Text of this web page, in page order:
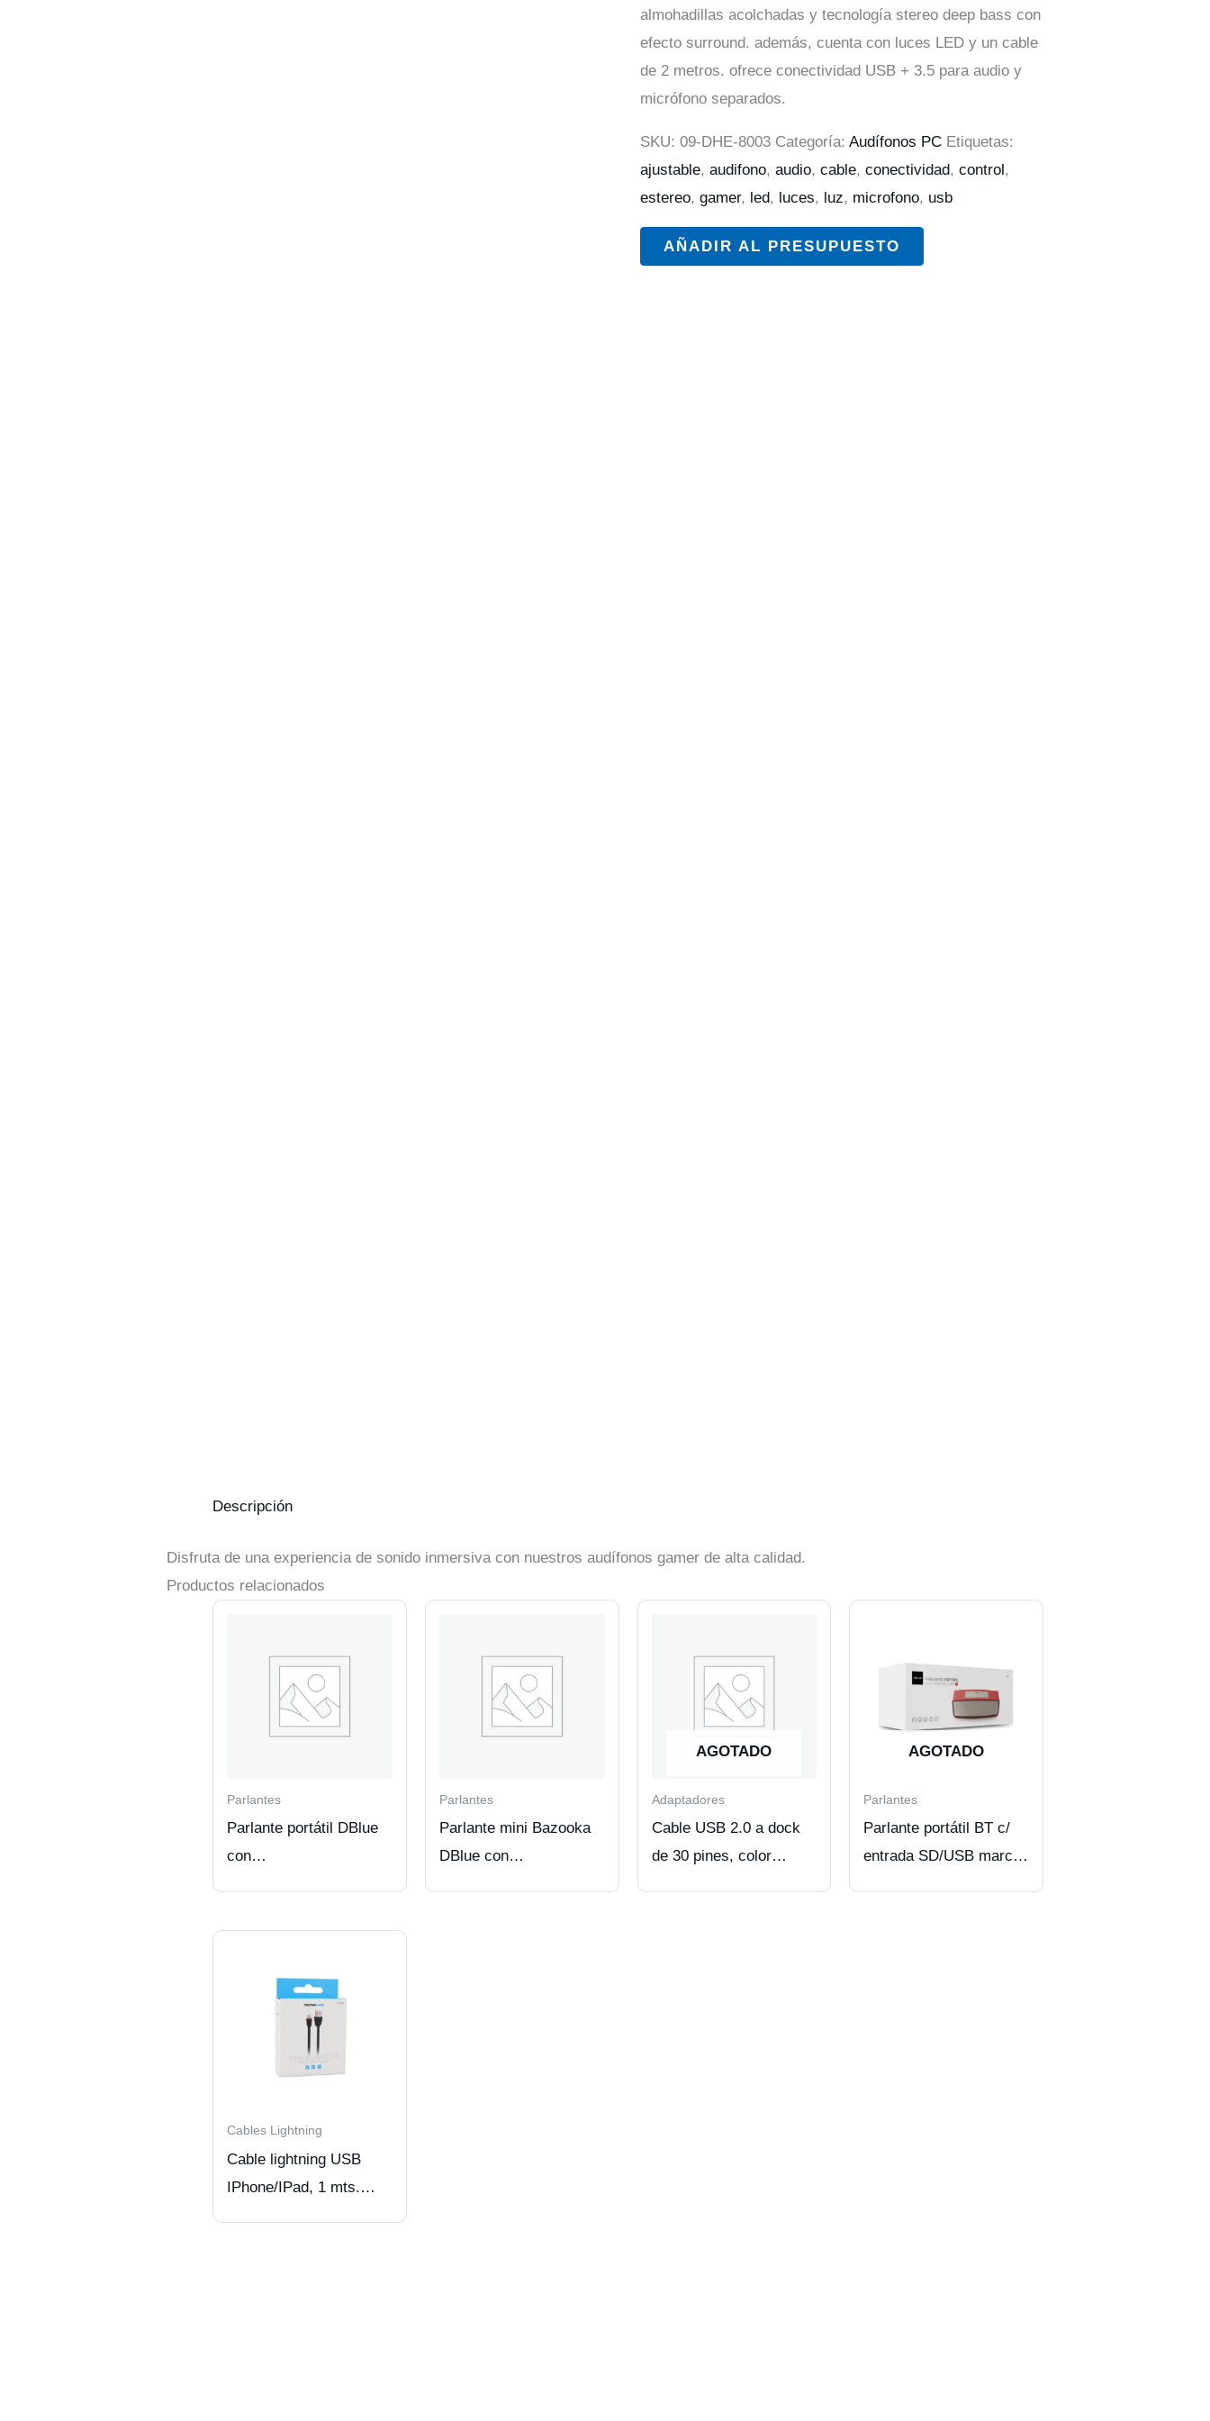
almohadillas acolchadas y tecnología stereo deep bass con
efecto surround. además, cuenta con luces LED y un cable
de 2 metros. ofrece conectividad USB + 3.5 para audio y
micrófono separados.
SKU: 09-DHE-8003 Categoría: Audífonos PC Etiquetas:
ajustable, audifono, audio, cable, conectividad, control,
estereo, gamer, led, luces, luz, microfono, usb
AÑADIR AL PRESUPUESTO
Descripción
Disfruta de una experiencia de sonido inmersiva con nuestros audífonos gamer de alta calidad.
Productos relacionados
Parlantes
Parlante portátil DBlue
con
Parlantes
Parlante mini Bazooka
DBlue con
AGOTADO
Adaptadores
Cable USB 2.0 a dock
de 30 pines, color
AGOTADO
Parlantes
Parlante portátil BT c/
entrada SD/USB marca
Cables Lightning
Cable lightning USB
IPhone/IPad, 1 mts.